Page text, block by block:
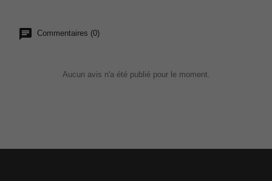
Commentaires (0)
Aucun avis n'a été publié pour le moment.